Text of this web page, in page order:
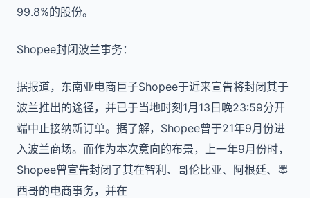
99.8%的股份。
Shopee封闭波兰事务：
据报道，东南亚电商巨子Shopee于近来宣告将封闭其于
波兰推出的途径，并已于当地时刻1月13日晚23:59分开
端中止接纳新订单。据了解，Shopee曾于21年9月份进
入波兰商场。而作为本次意向的布景，上一年9月份时，
Shopee曾宣告封闭了其在智利、哥伦比亚、阿根廷、墨
西哥的电商事务，并在